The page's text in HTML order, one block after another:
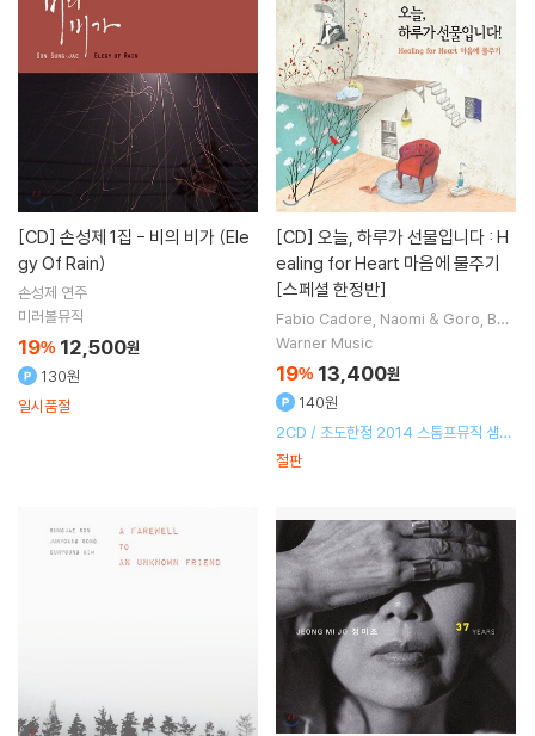
[CD] 손성제 1집 - 비의 비가 (Ele
gy Of Rain)
손성제 연주
미러볼뮤직
19% 12,500원
130원
일시품절
[CD] 오늘, 하루가 선물입니다 : H
ealing for Heart 마음에 물주기
[스페셜 한정반]
Fabio Cadore Naomi & Goro Bos
sacucanova노래
Warner Music
19% 13,400원
140원
2CD / 초도한정 2014 스톰프뮤직 샘플
러(2CD) 1:1 증정
절판